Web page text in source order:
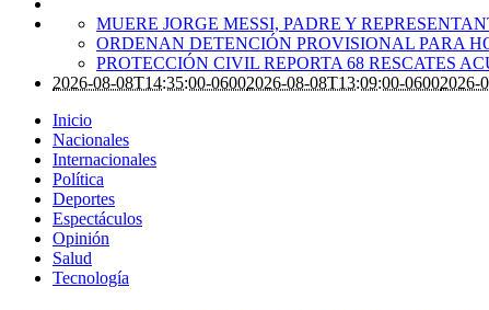
MUERE JORGE MESSI, PADRE Y
ORDENAN DETENCIÓN PROVISIONAL PARA
PROTECCIÓN CIVIL REPORTA 68 RESCATES
2026-08-08T14:35:00-06002026-08-08T13:09:00-06002026-
Inicio
Nacionales
Internacionales
Política
Deportes
Espectáculos
Opinión
Salud
Tecnología